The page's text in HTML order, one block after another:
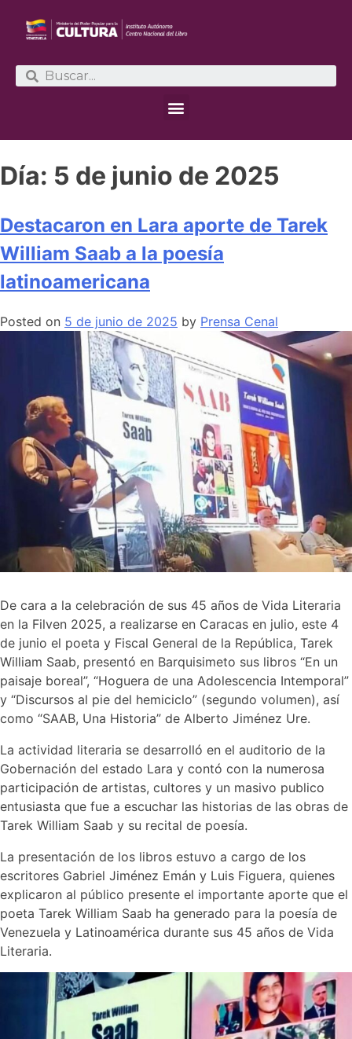
Día: 5 de junio de 2025
Destacaron en Lara aporte de Tarek
William Saab a la poesía
latinoamericana
Posted on 5 de junio de 2025 by Prensa Cenal
De cara a la celebración de sus 45 años de Vida Literaria
en la Filven 2025, a realizarse en Caracas en julio, este 4
de junio el poeta y Fiscal General de la República, Tarek
William Saab, presentó en Barquisimeto sus libros “En un
paisaje boreal”, “Hoguera de una Adolescencia Intemporal”
y “Discursos al pie del hemiciclo” (segundo volumen), así
como “SAAB, Una Historia” de Alberto Jiménez Ure.
La actividad literaria se desarrolló en el auditorio de la
Gobernación del estado Lara y contó con la numerosa
participación de artistas, cultores y un masivo publico
entusiasta que fue a escuchar las historias de las obras de
Tarek William Saab y su recital de poesía.
La presentación de los libros estuvo a cargo de los
escritores Gabriel Jiménez Emán y Luis Figuera, quienes
explicaron al público presente el importante aporte que el
poeta Tarek William Saab ha generado para la poesía de
Venezuela y Latinoamérica durante sus 45 años de Vida
Literaria.